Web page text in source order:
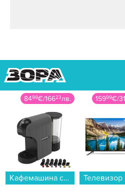
8499€/16623лв.
Кафемашина с капсули Crown CCM-1533 GR 7 в 1...
15999€/